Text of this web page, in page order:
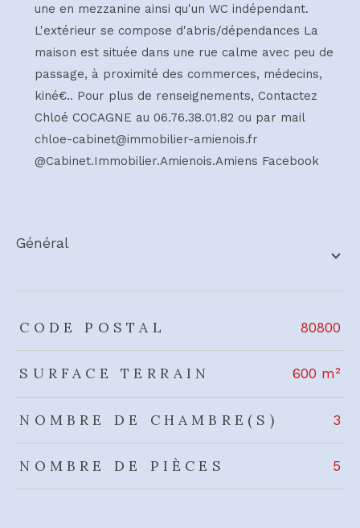
une en mezzanine ainsi qu'un WC indépendant.
L'extérieur se compose d'abris/dépendances La
maison est située dans une rue calme avec peu de
passage, à proximité des commerces, médecins,
kiné€.. Pour plus de renseignements, Contactez
Chloé COCAGNE au 06.76.38.01.82 ou par mail
chloe-cabinet@immobilier-amienois.fr
@Cabinet.Immobilier.Amienois.Amiens Facebook
général
TRAD_ZEPHYR_Caracteristique TRAD_ZEPHYR_Valeurs
CODE POSTAL 80800
SURFACE TERRAIN 600 m²
NOMBRE DE CHAMBRE(S) 3
NOMBRE DE PIÈCES 5